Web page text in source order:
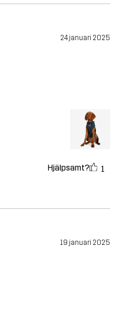
24 januari 2025
Hjälpsamt? 1
19 januari 2025